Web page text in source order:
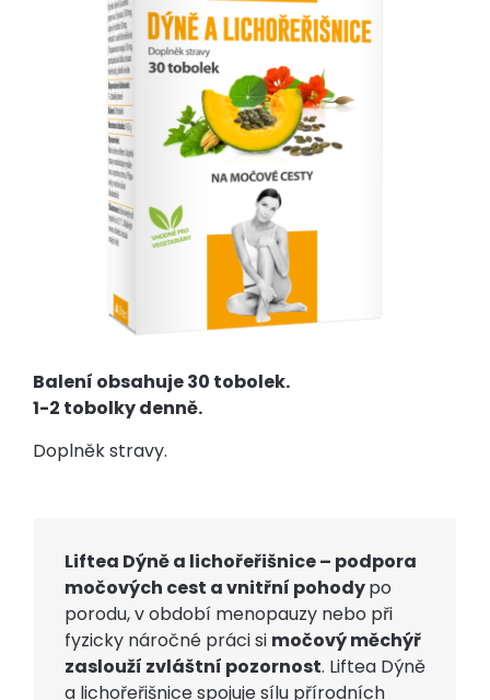
Balení obsahuje 30 tobolek.
1-2 tobolky denně.
Doplněk stravy.
Liftea Dýně a lichořeřišnice – podpora
močových cest a vnitřní pohodypo
porodu, v období menopauzy nebo při
fyzicky náročné práci si močový měchýř
zaslouží zvláštní pozornost. Liftea Dýně
a lichořeřišnice spojuje sílu přírodních